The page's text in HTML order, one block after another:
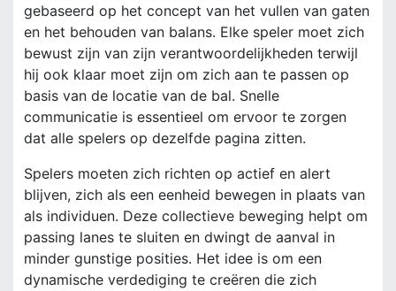
gebaseerd op het concept van het vullen van gaten
en het behouden van balans. Elke speler moet zich
bewust zijn van zijn verantwoordelijkheden terwijl
hij ook klaar moet zijn om zich aan te passen op
basis van de locatie van de bal. Snelle
communicatie is essentieel om ervoor te zorgen
dat alle spelers op dezelfde pagina zitten.
Spelers moeten zich richten op actief en alert
blijven, zich als een eenheid bewegen in plaats van
als individuen. Deze collectieve beweging helpt om
passing lanes te sluiten en dwingt de aanval in
minder gunstige posities. Het idee is om een
dynamische verdediging te creëren die zich